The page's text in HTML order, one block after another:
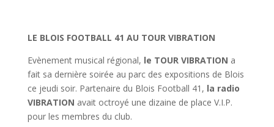
LE BLOIS FOOTBALL 41 AU TOUR VIBRATION
Evènement musical régional, le TOUR VIBRATION a
fait sa dernière soirée au parc des expositions de Blois
ce jeudi soir. Partenaire du Blois Football 41, la radio
VIBRATION avait octroyé une dizaine de place V.I.P.
pour les membres du club.